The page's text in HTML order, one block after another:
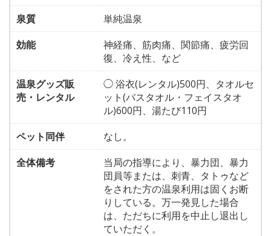
泉質
単純温泉
効能
神経痛、筋肉痛、関節痛、疲労回
復、冷え性、など
温泉グッズ販
売・レンタル
◯ 浴衣(レンタル)500円、タオルセ
ット(バスタオル・フェイスタオ
ル)600円、湯たび110円
ペット同伴
なし。
全体備考
当局の指導により、暴力団、暴力
団員等または、刺青、タトゥなど
をされた方の温泉利用は固くお断
りしている。万一発見した場合
は、ただちに利用を中止し退出し
ていただく。